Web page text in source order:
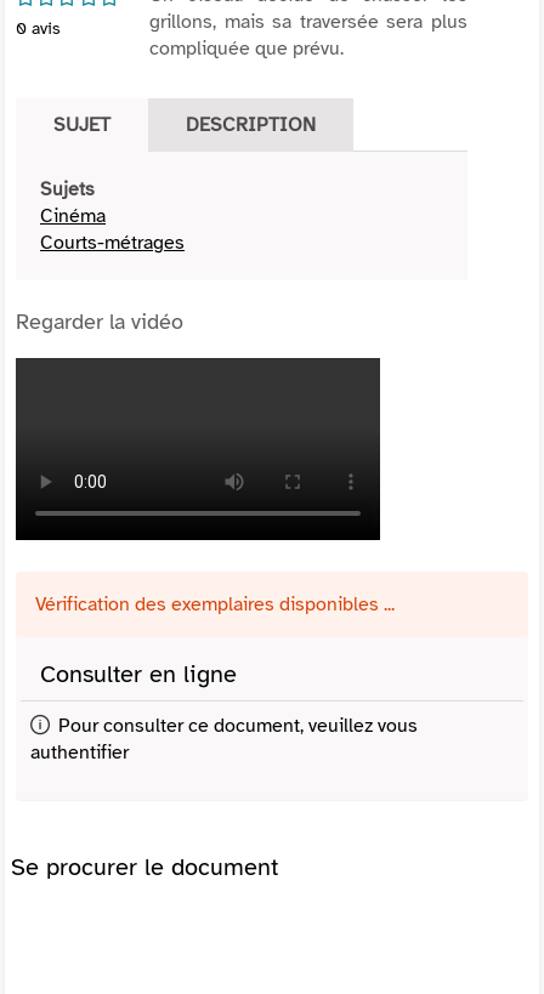
0 avis
grillons, mais sa traversée sera plus
compliquée que prévu.
SUJET DESCRIPTION
Sujets
Cinéma
Courts-métrages
Regarder la vidéo
Vérification des exemplaires disponibles ...
Consulter en ligne
Pour consulter ce document, veuillez vous
authentifier
Se procurer le document